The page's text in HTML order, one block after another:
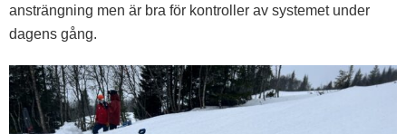
ansträngning men är bra för kontroller av systemet under
dagens gång.